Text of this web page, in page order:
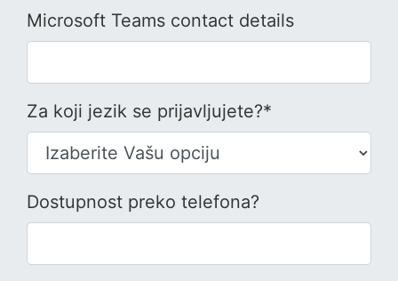
Microsoft Teams contact details
Za koji jezik se prijavljujete?*
Dostupnost preko telefona?